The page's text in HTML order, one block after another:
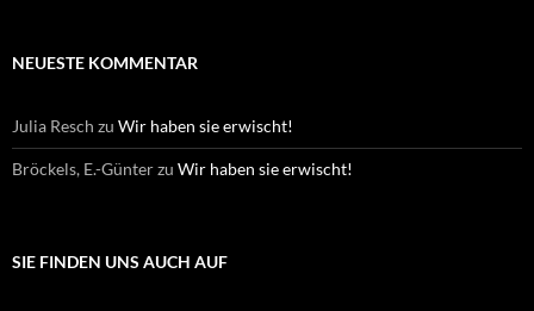
NEUESTE KOMMENTAR
Julia Resch zu Wir haben sie erwischt!
Bröckels, E.-Günterzu Wir haben sie erwischt!
SIE FINDEN UNS AUCH AUF